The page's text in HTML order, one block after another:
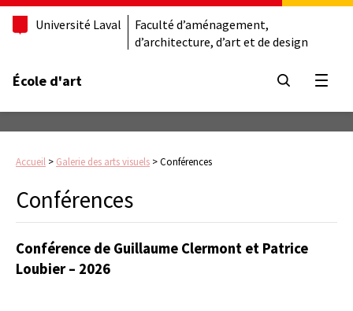
Université Laval
Faculté d’aménagement,
d’architecture, d’art et de design
École d'art
Accueil > Galerie des arts visuels >Conférences
Conférences
Conférence de Guillaume Clermont et Patrice
Loubier – 2026